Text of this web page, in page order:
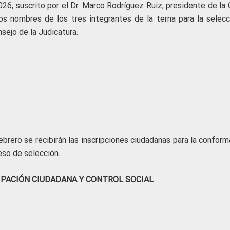
suscrito por el Dr. Marco Rodríguez Ruiz, presidente de la
nombres de los tres integrantes de la terna para la
de la Judicatura.
se recibirán las inscripciones ciudadanas para la
de selección.
CIUDADANA Y CONTROL SOCIAL